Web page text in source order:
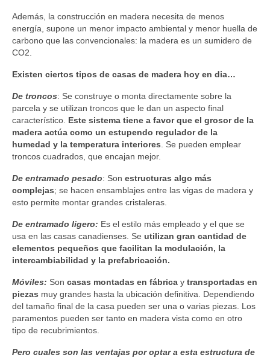
Además, la construcción en madera necesita de menos
energía, supone un menor impacto ambiental y menor huella de
carbono que las convencionales: la madera es un sumidero de
CO2.
Existen ciertos tipos de casas de madera hoy en dia…
De troncos: Se construye o monta directamente sobre la
parcela y se utilizan troncos que le dan un aspecto final
característico. Este sistema tiene a favor que el grosor de la
madera actúa como un estupendo regulador de la
humedad y la temperatura interiores . Se pueden emplear
troncos cuadrados, que encajan mejor.
De entramado pesado: Son estructuras algo más
complejas; se hacen ensamblajes entre las vigas de madera y
esto permite montar grandes cristaleras.
De entramado ligero: Es el estilo más empleado y el que se
usa en las casas canadienses. Se utilizan gran cantidad de
elementos pequeños que facilitan la modulación, la
intercambiabilidad y la prefabricación.
Móviles: Son casas montadas en fábrica y transportadas en
piezas muy grandes hasta la ubicación definitiva. Dependiendo
del tamaño final de la casa pueden ser una o varias piezas. Los
paramentos pueden ser tanto en madera vista como en otro
tipo de recubrimientos.
Pero cuales son las ventajas por optar a esta estructura de